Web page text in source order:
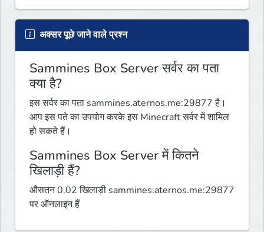
अक्सर पूछे जाने वाले प्रश्न
Sammines Box Server सर्वर का पता
क्या है?
इस सर्वर का पता sammines.aternos.me:29877 है।
आप इस पते का उपयोग करके इस Minecraft सर्वर में शामिल
हो सकते हैं।
Sammines Box Server में कितने
खिलाड़ी हैं?
औसतन 0.02 खिलाड़ी sammines.aternos.me:29877
पर ऑनलाइन हैं